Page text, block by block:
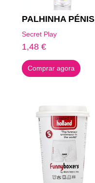
PALHINHA PÉNIS
Secret Play
1,48 €
Comprar agora